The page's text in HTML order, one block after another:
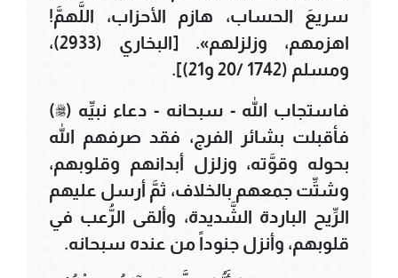
سريعَ الحساب، هازم الأحزاب، اللَّهمَّ!
اهزمهم، وزلزلهم». [البخاري (2933)،
ومسلم (1742 /20 و21)].
فاستجاب الله - سبحانه - دعاء نبيِّه (ﷺ)
فأقبلت بشائر الفرج، فقد صرفهم الله
بحوله وقوَّته، وزلزل أبدانهم وقلوبهم،
وشتِّت جمعهم بالخلاف، ثمَّ أرسل عليهم
الرِّيح الباردة الشَّديدة، وألقى الرُّعب في
قلوبهم، وأنزل جنوداً من عنده سبحانه.